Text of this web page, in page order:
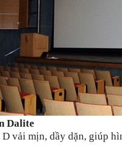
Dalite
vải mịn, dầy dặn, giúp